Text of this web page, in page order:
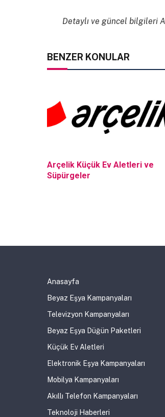
Detaylı ve güncel bilgileri
BENZER KONULAR
Arçelik Küçük Ev Aletleri ve
Süpürgeler
Anasayfa
Beyaz Eşya Kampanyaları
Televizyon Kampanyaları
Beyaz Eşya Düğün Paketleri
Küçük Ev Aletleri
Elektronik Eşya Kampanyaları
Mobilya Kampanyaları
Akıllı Telefon Kampanyaları
Teknoloji Haberleri